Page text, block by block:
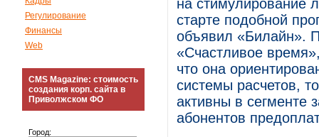
Регулирование
Финансы
Web
CMS Magazine: стоимость
создания корп. сайта в
Приволжском ФО
Город:
на стимулирование
старте подобной
объявил «Билайн».
«Счастливое
что она
системы расчетов,
активны в сегменте
абонентов